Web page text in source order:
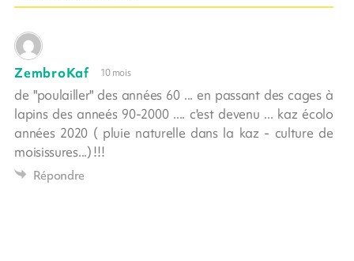
ZembroKaf 10 mois
de "poulailler" des années 60 ... en passant des cages à
lapins des anneés 90-2000 .... c'est devenu ... kaz écolo
années 2020 ( pluie naturelle dans la kaz - culture de
moisissures...) !!!
Répondre